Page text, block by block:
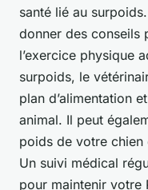
santé lié au
donner des conseils
l’exercice physique
surpoids, le
plan d’alimentation
animal. Il peut
poids de votre chien
Un suivi médical
pour maintenir votre